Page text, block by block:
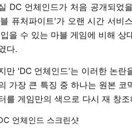
DC 언체인드가 처음 공개되었
퓨처파이트'가 오랜 시간 서비
을 수 있는 마블 게임에 비해 상
다.
만 'DC 언체인드'는 이러한 논란
가장 큰 특징 중 하나는 원본
를 게임만의 색으로 다시 재 창